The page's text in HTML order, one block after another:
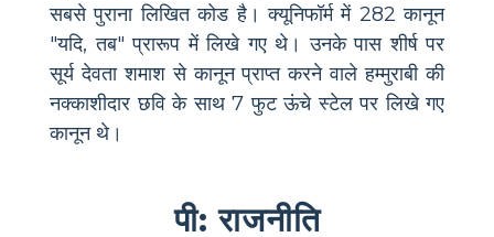
सबसे पुराना लिखित कोड है। क्यूनिफॉर्म में 282 कानून
"यदि, तब" प्रारूप में लिखे गए थे। उनके पास शीर्ष पर
सूर्य देवता शमाश से कानून प्राप्त करने वाले हम्मुराबी की
नक्काशीदार छवि के साथ 7 फुट ऊंचे स्टेल पर लिखे गए
कानून थे।
पी: राजनीति